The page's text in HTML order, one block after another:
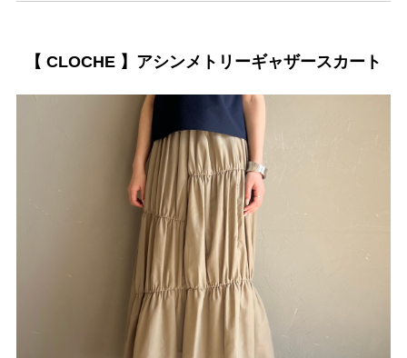
【 CLOCHE 】アシンメトリーギャザースカート